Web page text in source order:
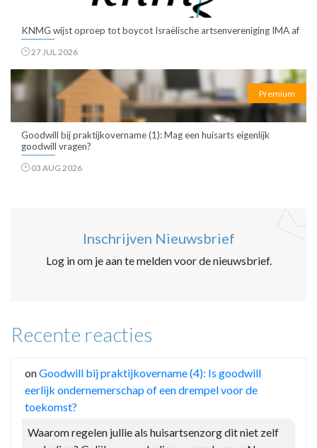
KNMG wijst oproep tot boycot Israëlische artsenvereniging IMA af
27 JUL 2026
Premium
Goodwill bij praktijkovername (1): Mag een huisarts eigenlijk
goodwill vragen?
03 AUG 2026
Inschrijven Nieuwsbrief
Log in om je aan te melden voor de nieuwsbrief.
Recente reacties
onGoodwill bij praktijkovername (4): Is goodwill
eerlijk ondernemerschap of een drempel voor de
toekomst?
Waarom regelen jullie als huisartsenzorg dit niet zelf